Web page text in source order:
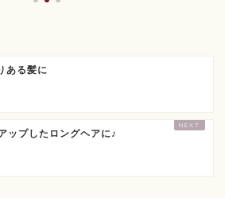
ある髪に
ップしたロングヘアに♪